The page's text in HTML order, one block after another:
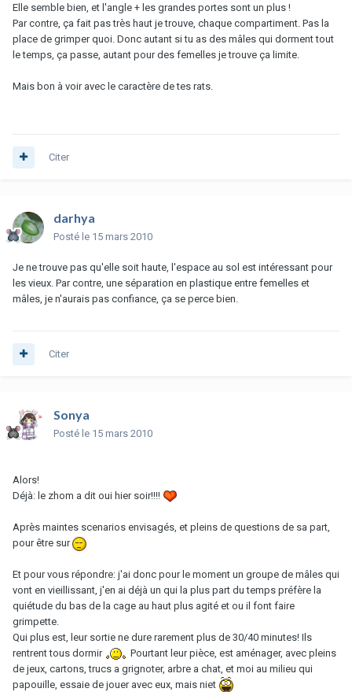
Elle semble bien, et l'angle + les grandes portes sont un plus !
Par contre, ça fait pas très haut je trouve, chaque compartiment. Pas la
place de grimper quoi. Donc autant si tu as des mâles qui dorment tout
le temps, ça passe, autant pour des femelles je trouve ça limite.
Mais bon à voir avec le caractère de tes rats.
Citer
darhya
Posté le 15 mars 2010
Je ne trouve pas qu'elle soit haute, l'espace au sol est intéressant pour
les vieux. Par contre, une séparation en plastique entre femelles et
mâles, je n'aurais pas confiance, ça se perce bien.
Citer
Sonya
Posté le 15 mars 2010
Alors!
Déjà: le zhom a dit oui hier soir!!!!
Après maintes scenarios envisagés, et pleins de questions de sa part,
pour être sur
Et pour vous répondre: j'ai donc pour le moment un groupe de mâles qui
vont en vieillissant, j'en ai déjà un qui la plus part du temps préfère la
quiétude du bas de la cage au haut plus agité et ou il font faire
grimpette.
Qui plus est, leur sortie ne dure rarement plus de 30/40 minutes! Ils
rentrent tous dormir
Pourtant leur pièce, est aménager, avec pleins
de jeux, cartons, trucs a grignoter, arbre a chat, et moi au milieu qui
papouille, essaie de jouer avec eux, mais niet